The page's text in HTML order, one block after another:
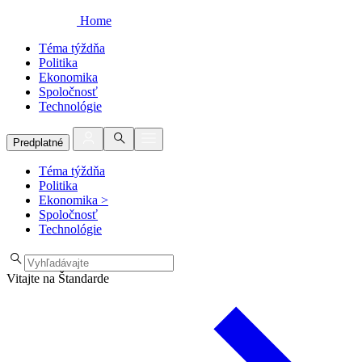
Home
Téma týždňa
Politika
Ekonomika
Spoločnosť
Technológie
Predplatné
Téma týždňa
Politika
Ekonomika >
Spoločnosť
Technológie
Vitajte na Štandarde